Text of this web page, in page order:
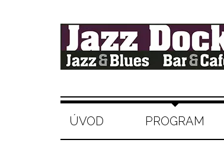
ÚVOD PROGRAM